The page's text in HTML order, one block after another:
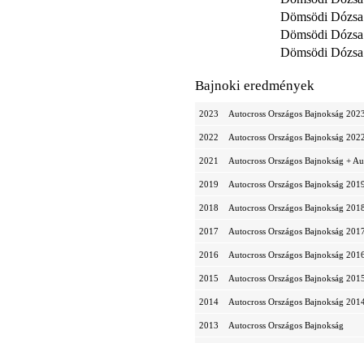
Dömsödi
Dömsödi
Dömsödi
Bajnoki eredmények
2023 Autocross Országos Bajnokság
2022 Autocross Országos Bajnokság
2021 Autocross Országos Bajnokság +
2019 Autocross Országos Bajnokság
2018 Autocross Országos Bajnokság
2017 Autocross Országos Bajnokság
2016 Autocross Országos Bajnokság
2015 Autocross Országos Bajnokság
2014 Autocross Országos Bajnokság
2013 Autocross Országos Bajnokság